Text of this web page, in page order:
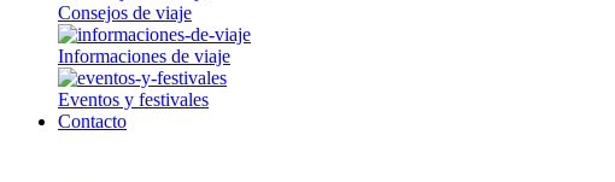
Consejos de viaje
Informaciones de viaje
Eventos y festivales
Contacto